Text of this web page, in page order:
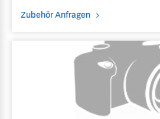
Zubehör Anfragen